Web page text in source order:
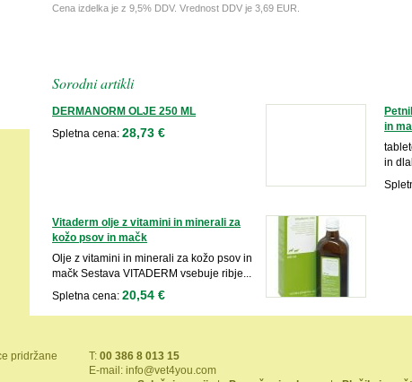
Cena izdelka je z 9,5% DDV. Vrednost DDV je 3,69 EUR.
Sorodni artikli
DERMANORM OLJE 250 ML
Spletna cena: 28,73 €
in
in
Vitaderm olje z vitamini in minerali za
kožo psov in mačk
Olje z vitamini in minerali za kožo psov in
mačk Sestava VITADERM vsebuje ribje...
Spletna cena: 20,54 €
pridržane
T: 00 386 8 013 15
E-mail: info@vet4you.com